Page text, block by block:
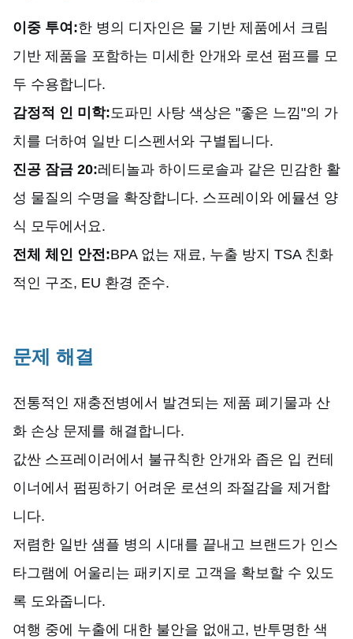
이중 투여:한 병의 디자인은 물 기반 제품에서 크림
기반 제품을 포함하는 미세한 안개와 로션 펌프를 모
두 수용합니다.
감정적 인 미학:도파민 사탕 색상은 "좋은 느낌"의 가
치를 더하여 일반 디스펜서와 구별됩니다.
진공 잠금 20:레티놀과 하이드로솔과 같은 민감한 활
성 물질의 수명을 확장합니다. 스프레이와 에뮬션 양
식 모두에서요.
전체 체인 안전:BPA 없는 재료, 누출 방지 TSA 친화
적인 구조, EU 환경 준수.
문제 해결
전통적인 재충전병에서 발견되는 제품 폐기물과 산
화 손상 문제를 해결합니다.
값싼 스프레이러에서 불규칙한 안개와 좁은 입 컨테
이너에서 펌핑하기 어려운 로션의 좌절감을 제거합
니다.
저렴한 일반 샘플 병의 시대를 끝내고 브랜드가 인스
타그램에 어울리는 패키지로 고객을 확보할 수 있도
록 도와줍니다.
여행 중에 누출에 대한 불안을 없애고, 반투명한 색